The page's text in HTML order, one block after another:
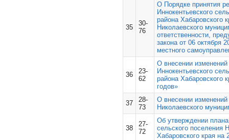
35
30-
76
О Порядке принятия
Иннокентьевского
района Хабаровского
Николаевского
ответственности,
закона от 06 октября
местного
36
23-
62
О внесении
Иннокентьевского
района Хабаровского
годов»
37
28-
73
О внесении изменений
Николаевского
38
27-
72
Об утверждении плана
сельского поселения
Хабаровского края на